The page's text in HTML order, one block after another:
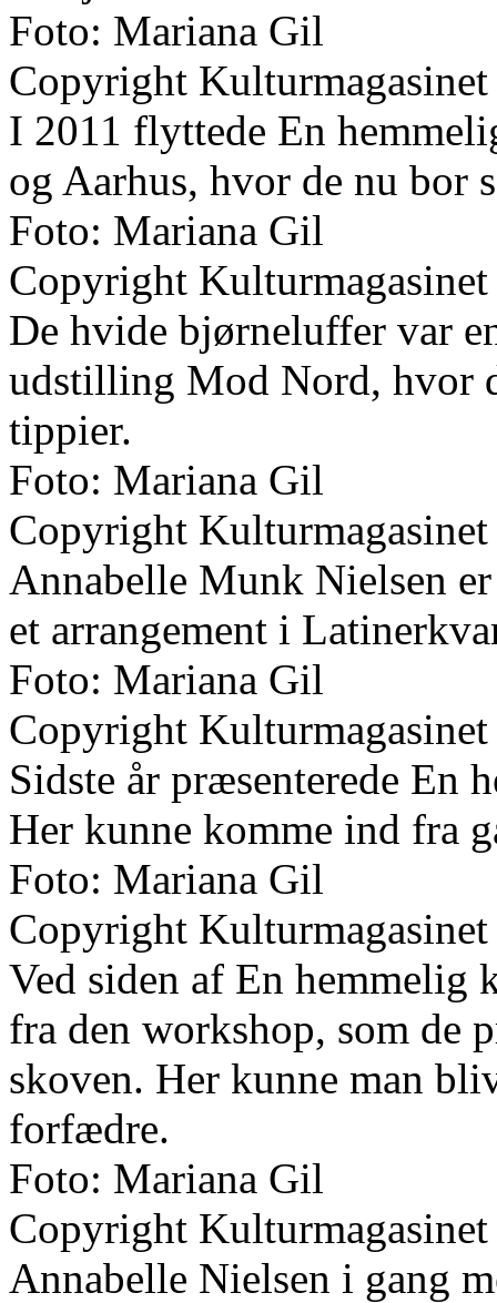
Foto: Mariana Gil
Copyright
I 2011 flyttede En
og Aarhus, hvor de nu bor
Foto: Mariana Gil
Copyright
De hvide bjørneluffer var
udstilling Mod Nord, hvor
tippier.
Foto: Mariana Gil
Copyright
Annabelle Munk Nielsen
et arrangement i
Foto: Mariana Gil
Copyright
Sidste år præsenterede En
Her kunne komme ind fra
Foto: Mariana Gil
Copyright
Ved siden af En hemmelig
fra den workshop, som de
skoven. Her kunne man
forfædre.
Foto: Mariana Gil
Copyright
Annabelle Nielsen i gang